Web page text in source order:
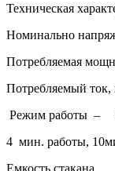
Техническая
Режим работы –
4 мин. работы,